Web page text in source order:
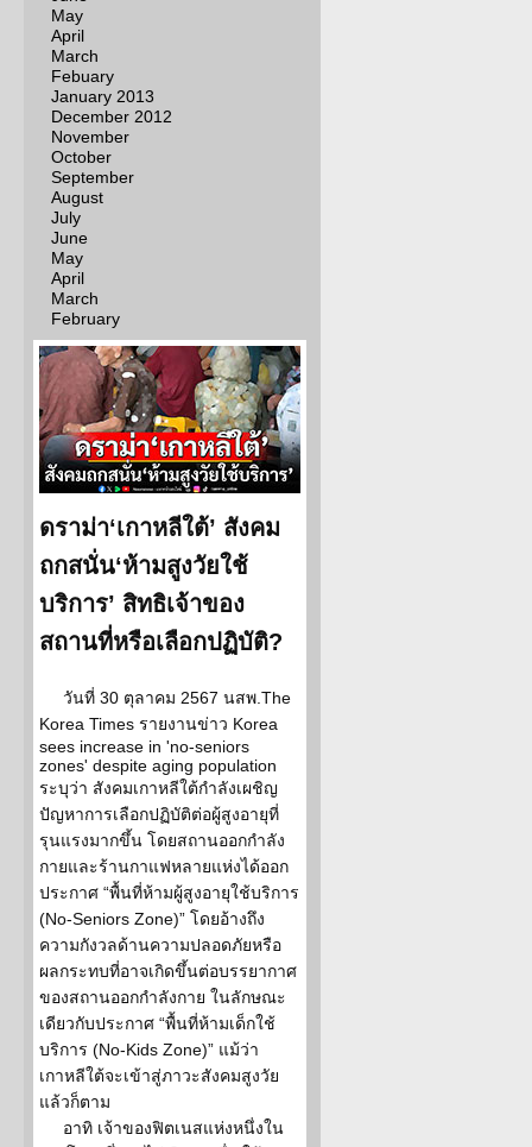
May
April
March
Febuary
January 2013
December 2012
November
October
September
August
July
June
May
April
March
February
ดราม่า‘เกาหลีใต้’ สังคม
ถกสนั่น‘ห้ามสูงวัยใช้
บริการ’ สิทธิเจ้าของ
สถานที่หรือเลือกปฏิบัติ?
วันที่ 30 ตุลาคม 2567 นสพ.The
Korea Times รายงานข่าว Korea
sees increase in 'no-seniors
zones' despite aging population
ระบุว่า สังคมเกาหลีใต้กำลังเผชิญ
ปัญหาการเลือกปฏิบัติต่อผู้สูงอายุที่
รุนแรงมากขึ้น โดยสถานออกกำลัง
กายและร้านกาแฟหลายแห่งได้ออก
ประกาศ “พื้นที่ห้ามผู้สูงอายุใช้บริการ
(No-Seniors Zone)” โดยอ้างถึง
ความกังวลด้านความปลอดภัยหรือ
ผลกระทบที่อาจเกิดขึ้นต่อบรรยากาศ
ของสถานออกกำลังกาย ในลักษณะ
เดียวกับประกาศ “พื้นที่ห้ามเด็กใช้
บริการ (No-Kids Zone)” แม้ว่า
เกาหลีใต้จะเข้าสู่ภาวะสังคมสูงวัย
แล้วก็ตาม
อาทิ เจ้าของฟิตเนสแห่งหนึ่งใน